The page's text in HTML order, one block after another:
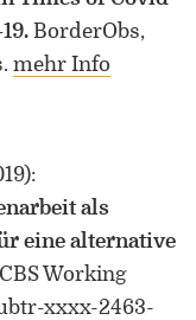
BorderObs,
mehr Info
:
als
eine alternative
Working
xxxx-2463-